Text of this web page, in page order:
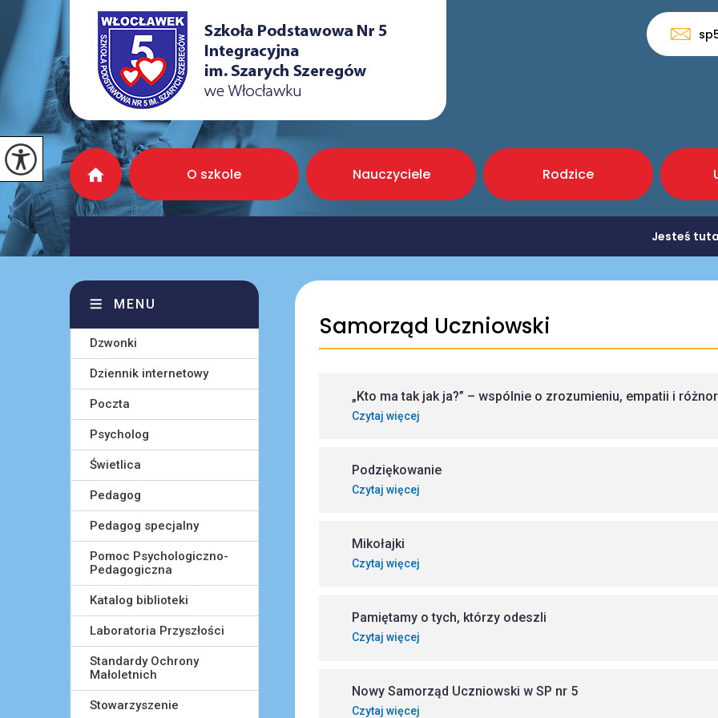
O szkole Nauczyciele Rodzice
Jesteś
Samorząd Uczniowski
„Kto ma tak jak ja?” – wspólnie o zrozumieniu, empatii i
Czytaj więcej
Podziękowanie
Czytaj więcej
Mikołajki
Czytaj więcej
Pamiętamy o tych, którzy odeszli
Czytaj więcej
Nowy Samorząd Uczniowski w SP nr 5
Czytaj więcej
MENU
Dzwonki
Dziennik internetowy
Poczta
Psycholog
Świetlica
Pedagog
Pedagog specjalny
Pomoc Psychologiczno-
Pedagogiczna
Katalog biblioteki
Laboratoria Przyszłości
Standardy Ochrony
Małoletnich
Stowarzyszenie